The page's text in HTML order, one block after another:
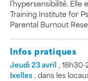
l’hypersensibilité.
Training Institute for
Parental Burnout
Infos pratiques
Jeudi 23 avril ,
Ixelles , dans les